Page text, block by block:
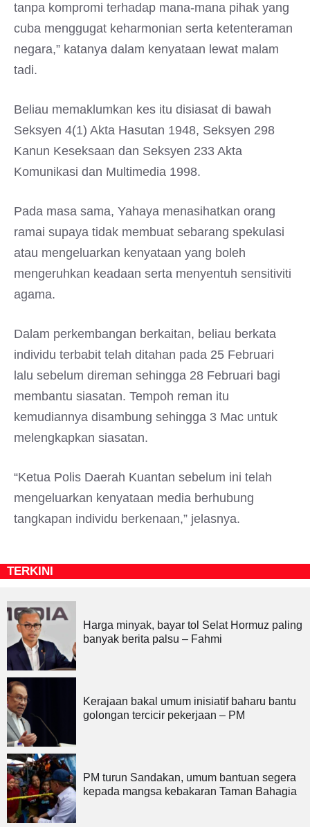
tanpa kompromi terhadap mana-mana pihak yang
cuba menggugat keharmonian serta ketenteraman
negara,” katanya dalam kenyataan lewat malam
tadi.
Beliau memaklumkan kes itu disiasat di bawah
Seksyen 4(1) Akta Hasutan 1948, Seksyen 298
Kanun Keseksaan dan Seksyen 233 Akta
Komunikasi dan Multimedia 1998.
Pada masa sama, Yahaya menasihatkan orang
ramai supaya tidak membuat sebarang spekulasi
atau mengeluarkan kenyataan yang boleh
mengeruhkan keadaan serta menyentuh sensitiviti
agama.
Dalam perkembangan berkaitan, beliau berkata
individu terbabit telah ditahan pada 25 Februari
lalu sebelum direman sehingga 28 Februari bagi
membantu siasatan. Tempoh reman itu
kemudiannya disambung sehingga 3 Mac untuk
melengkapkan siasatan.
“Ketua Polis Daerah Kuantan sebelum ini telah
mengeluarkan kenyataan media berhubung
tangkapan individu berkenaan,” jelasnya.
TERKINI
Harga minyak, bayar tol Selat Hormuz paling
banyak berita palsu – Fahmi
Kerajaan bakal umum inisiatif baharu bantu
golongan tercicir pekerjaan – PM
PM turun Sandakan, umum bantuan segera
kepada mangsa kebakaran Taman Bahagia